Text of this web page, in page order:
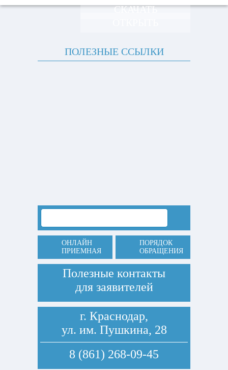
СКАЧАТЬ
ПОЛЕЗНЫЕ ССЫЛКИ
ОНЛАЙН
ПРИЕМНАЯ
ПОРЯДОК
ОБРАЩЕНИЯ
Полезные контакты
для заявителей
г. Краснодар,
ул. им. Пушкина, 28
8 (861) 268-09-45